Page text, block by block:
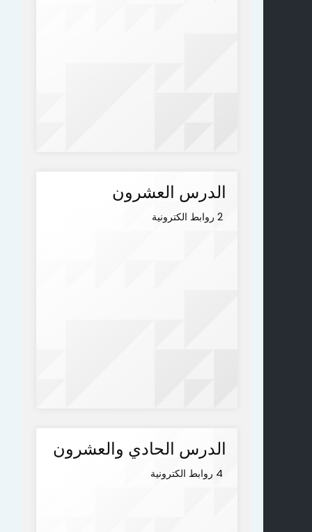
الدرس العشرون
2 روابط الكترونية
الدرس الحادي والعشرون
4 روابط الكترونية